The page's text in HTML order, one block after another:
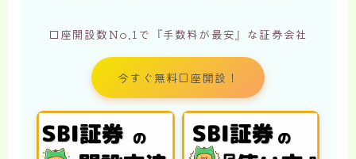
口座開設数No.1で『手数料が最安』な証券会社
今すぐ無料口座開設！